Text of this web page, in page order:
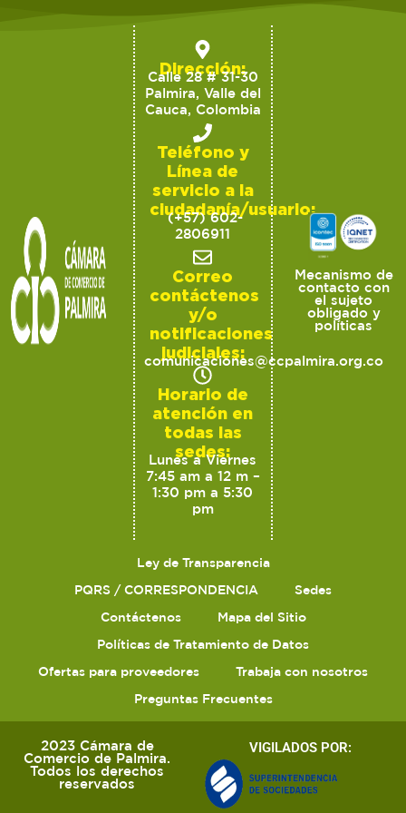
Dirección:
Calle 28 # 31-30
Palmira, Valle del
Cauca, Colombia
Teléfono y
Línea de
servicio a la
ciudadanía/usuario:
(+57) 602-
2806911
Correo
contáctenos
y/o
notificaciones
judiciales:
comunicaciones@ccpalmira.org.co
Horario de
atención en
todas las
sedes:
Lunes a Viernes
7:45 am a 12 m –
1:30 pm a 5:30
pm
Mecanismo de
contacto con
el sujeto
obligado y
políticas
Ley de Transparencia
PQRS / CORRESPONDENCIA
Sedes
Contáctenos
Mapa del Sitio
Políticas de Tratamiento de Datos
Ofertas para proveedores
Trabaja con nosotros
Preguntas Frecuentes
2023 Cámara de
Comercio de Palmira.
Todos los derechos
reservados
VIGILADOS POR: